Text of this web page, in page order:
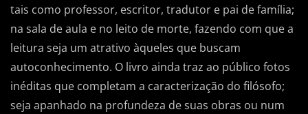
tais como professor, escritor, tradutor e pai de família;
na sala de aula e no leito de morte, fazendo com que a
leitura seja um atrativo àqueles que buscam
autoconhecimento. O livro ainda traz ao público fotos
inéditas que completam a caracterização do filósofo;
seja apanhado na profundeza de suas obras ou num